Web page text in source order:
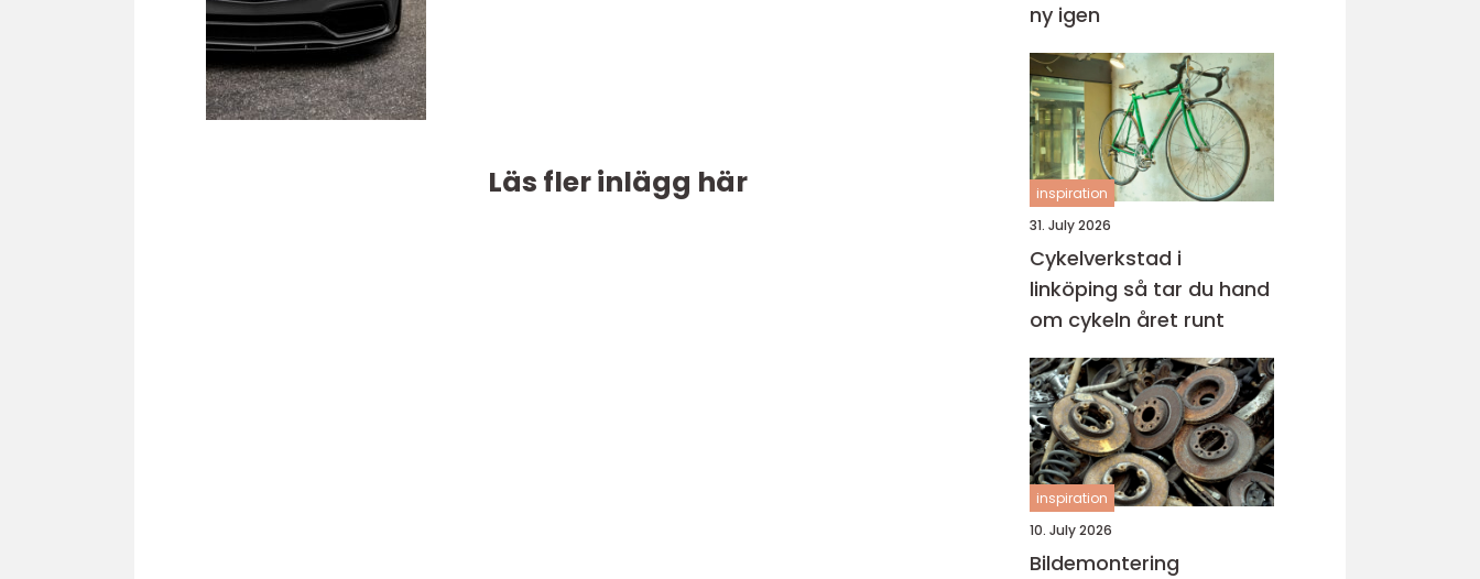
Läs fler inlägg här
ny igen
inspiration
31. July 2026
Cykelverkstad i
linköping så tar du hand
om cykeln året runt
inspiration
10. July 2026
Bildemontering